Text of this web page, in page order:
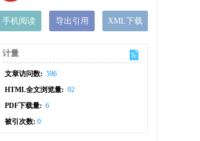
手机阅读 导出引用 XML下载
计量
文章访问数: 596
HTML全文浏览量: 92
PDF下载量: 6
被引次数:0